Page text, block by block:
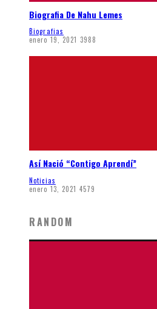
Biografia De Nahu Lemes
Biografias
enero 19, 2021 3988
Así Nació “Contigo Aprendí”
Noticias
enero 13, 2021 4579
RANDOM